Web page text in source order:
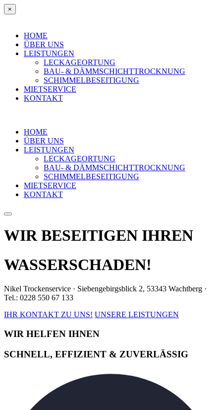
×
HOME
ÜBER UNS
LEISTUNGEN
LECKAGEORTUNG
BAU- & DÄMMSCHICHTTROCKNUNG
SCHIMMELBESEITIGUNG
MIETSERVICE
KONTAKT
HOME
ÜBER UNS
LEISTUNGEN
LECKAGEORTUNG
BAU- & DÄMMSCHICHTTROCKNUNG
SCHIMMELBESEITIGUNG
MIETSERVICE
KONTAKT
WIR BESEITIGEN IHREN
WASSERSCHADEN!
Nikel Trockenservice · Siebengebirgsblick 2, 53343 Wachtberg ·
Tel.: 0228 550 67 133
IHR KONTAKT ZU UNS! UNSERE LEISTUNGEN
WIR HELFEN IHNEN
SCHNELL, EFFIZIENT & ZUVERLÄSSIG